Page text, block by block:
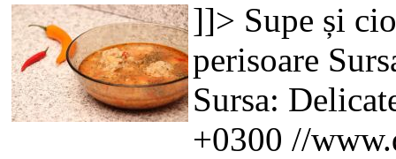
]]> Supe și
perisoare
Sursa:
+0300 //